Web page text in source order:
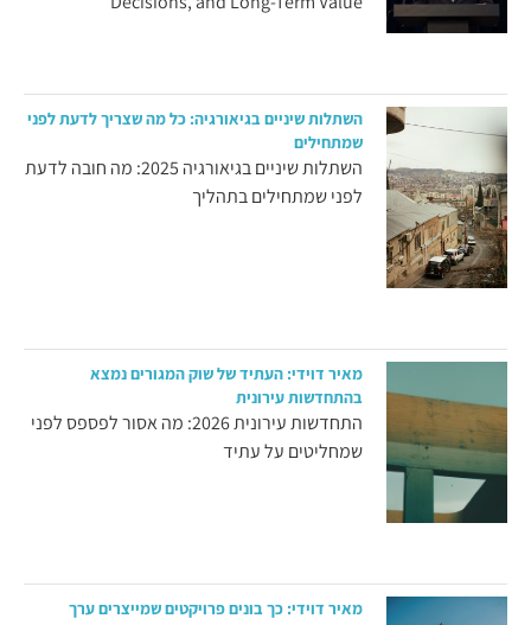
השתלות שיניים בגיאורגיה: כל מה שצריך לדעת לפני
שמתחילים
השתלות שיניים בגיאורגיה 2025: מה חובה לדעת
לפני שמתחילים בתהליך
מאיר דוידי: העתיד של שוק המגורים נמצא
בהתחדשות עירונית
התחדשות עירונית 2026: מה אסור לפספס לפני
שמחליטים על עתיד
מאיר דוידי: כך בונים פרויקטים שמייצרים ערך